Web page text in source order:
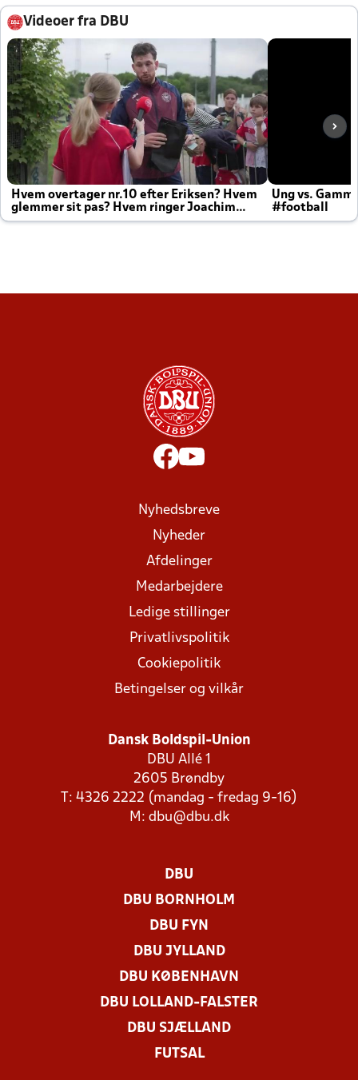
Videoer fra DBU
Hvem overtager nr.10 efter Eriksen? Hvem
glemmer sit pas? Hvem ringer Joachim
altid til efter kampe?
Ung vs.
#football
Nyhedsbreve
Nyheder
Afdelinger
Medarbejdere
Ledige stillinger
Privatlivspolitik
Cookiepolitik
Betingelser og vilkår
Dansk Boldspil-Union
DBU Allé 1
2605 Brøndby
T: 4326 2222 (mandag - fredag 9-16)
M: dbu@dbu.dk
DBU
DBU BORNHOLM
DBU FYN
DBU JYLLAND
DBU KØBENHAVN
DBU LOLLAND-FALSTER
DBU SJÆLLAND
FUTSAL